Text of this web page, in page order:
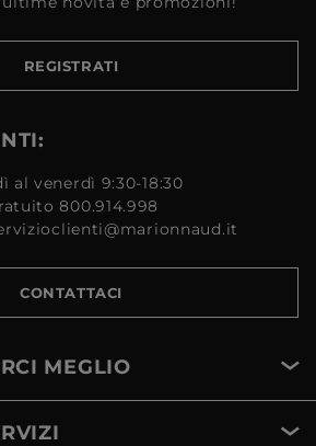
REGISTRATI
al venerdì 9:30-18:30
800.914.998
CONTATTACI
MEGLIO